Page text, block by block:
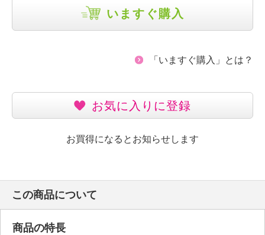
いますぐ購入
「いますぐ購入」とは？
お気に入りに登録
お買得になるとお知らせします
この商品について
商品の特長